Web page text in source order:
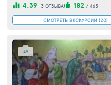
4.39 3 ОТЗЫВА 182 / 465
СМОТРЕТЬ ЭКСКУРСИИ (20)
49